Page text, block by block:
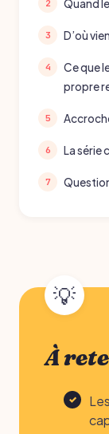
Quand
D’où
Ce que
propre
La série
À